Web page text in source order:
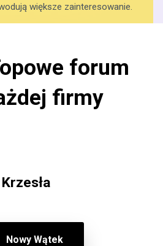
większe zainteresowanie.
forum
firmy
Krzesła
Nowy Wątek